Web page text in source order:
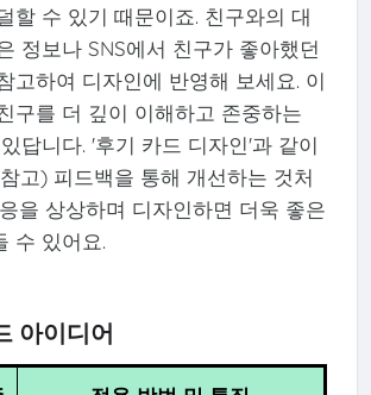
할 수 있기 때문이죠. 친구와의 대
정보나 SNS에서 친구가 좋아했던
고하여 디자인에 반영해 보세요. 이
구를 더 깊이 이해하고 존중하는
답니다. '후기 카드 디자인'과 같이
고) 피드백을 통해 개선하는 것처
을 상상하며 디자인하면 더욱 좋은
수 있어요.
아이디어